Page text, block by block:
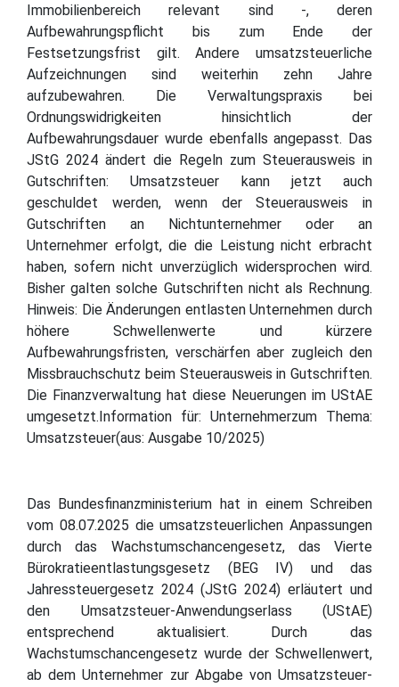
Immobilienbereich relevant sind -, deren
Aufbewahrungspflicht bis zum Ende der
Festsetzungsfrist gilt. Andere umsatzsteuerliche
Aufzeichnungen sind weiterhin zehn Jahre
aufzubewahren. Die Verwaltungspraxis bei
Ordnungswidrigkeiten hinsichtlich der
Aufbewahrungsdauer wurde ebenfalls angepasst. Das
JStG 2024 ändert die Regeln zum Steuerausweis in
Gutschriften: Umsatzsteuer kann jetzt auch
geschuldet werden, wenn der Steuerausweis in
Gutschriften an Nichtunternehmer oder an
Unternehmer erfolgt, die die Leistung nicht erbracht
haben, sofern nicht unverzüglich widersprochen wird.
Bisher galten solche Gutschriften nicht als Rechnung.
Hinweis: Die Änderungen entlasten Unternehmen durch
höhere Schwellenwerte und kürzere
Aufbewahrungsfristen, verschärfen aber zugleich den
Missbrauchschutz beim Steuerausweis in Gutschriften.
Die Finanzverwaltung hat diese Neuerungen im UStAE
umgesetzt.Information für: Unternehmerzum Thema:
Umsatzsteuer(aus: Ausgabe 10/2025)
Das Bundesfinanzministerium hat in einem Schreiben
vom 08.07.2025 die umsatzsteuerlichen Anpassungen
durch das Wachstumschancengesetz, das Vierte
Bürokratieentlastungsgesetz (BEG IV) und das
Jahressteuergesetz 2024 (JStG 2024) erläutert und
den Umsatzsteuer-Anwendungserlass (UStAE)
entsprechend aktualisiert. Durch das
Wachstumschancengesetz wurde der Schwellenwert,
ab dem Unternehmer zur Abgabe von Umsatzsteuer-